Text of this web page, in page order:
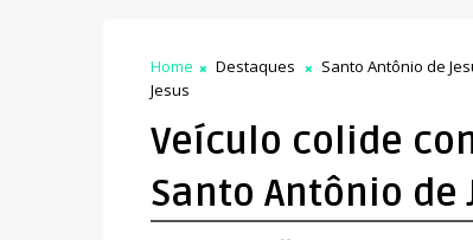
Home Destaques Santo Antônio de
Jesus
Veículo colide
Santo Antônio de